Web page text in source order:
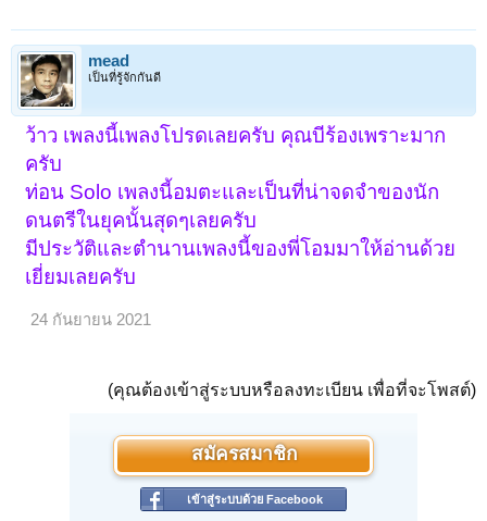
mead
เป็นที่รู้จักกันดี
ว้าว เพลงนี้เพลงโปรดเลยครับ คุณบีร้องเพราะมาก
ครับ
ท่อน Solo เพลงนี้อมตะและเป็นที่น่าจดจำของนัก
ดนตรีในยุคนั้นสุดๆเลยครับ
มีประวัติและตำนานเพลงนี้ของพี่โอมมาให้อ่านด้วย
เยี่ยมเลยครับ
24 กันยายน 2021
(คุณต้องเข้าสู่ระบบหรือลงทะเบียน เพื่อที่จะโพสต์)
สมัครสมาชิก
เข้าสู่ระบบด้วย Facebook